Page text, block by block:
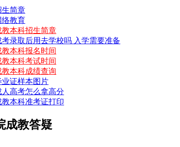
生简章
络教育
本科招生简章
录取后用去学校吗 入学需要准备
本科报名时间
本科考试时间
本科成绩查询
证样本图片
高考怎么拿高分
本科准考证打印
成教答疑